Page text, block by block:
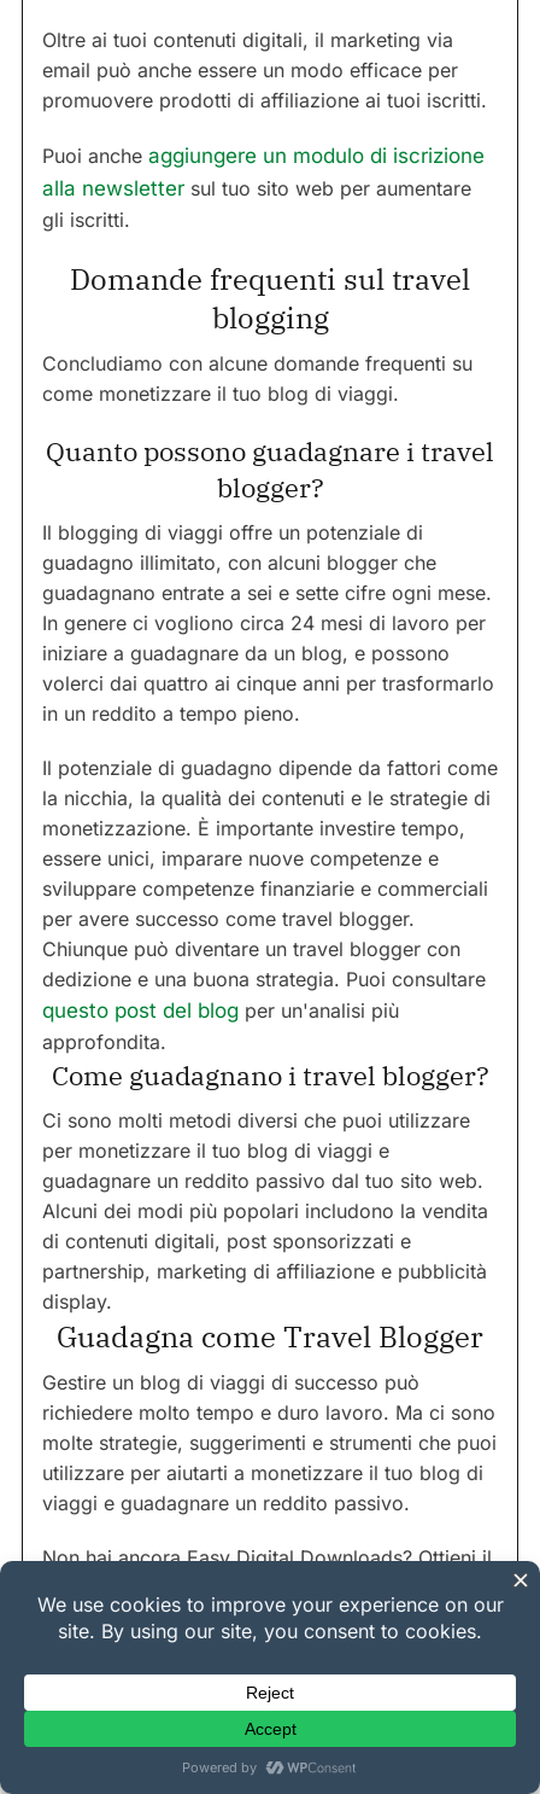
Oltre ai tuoi contenuti digitali, il marketing via
email può anche essere un modo efficace per
promuovere prodotti di affiliazione ai tuoi iscritti.
Puoi anche aggiungere un modulo di iscrizione
alla newsletter sul tuo sito web per aumentare
gli iscritti.
Domande frequenti sul travel
blogging
Concludiamo con alcune domande frequenti su
come monetizzare il tuo blog di viaggi.
Quanto possono guadagnare i travel
blogger?
Il blogging di viaggi offre un potenziale di
guadagno illimitato, con alcuni blogger che
guadagnano entrate a sei e sette cifre ogni mese.
In genere ci vogliono circa 24 mesi di lavoro per
iniziare a guadagnare da un blog, e possono
volerci dai quattro ai cinque anni per trasformarlo
in un reddito a tempo pieno.
Il potenziale di guadagno dipende da fattori come
la nicchia, la qualità dei contenuti e le strategie di
monetizzazione. È importante investire tempo,
essere unici, imparare nuove competenze e
sviluppare competenze finanziarie e commerciali
per avere successo come travel blogger.
Chiunque può diventare un travel blogger con
dedizione e una buona strategia. Puoi consultare
questo post del blog per un'analisi più
approfondita.
Come guadagnano i travel blogger?
Ci sono molti metodi diversi che puoi utilizzare
per monetizzare il tuo blog di viaggi e
guadagnare un reddito passivo dal tuo sito web.
Alcuni dei modi più popolari includono la vendita
di contenuti digitali, post sponsorizzati e
partnership, marketing di affiliazione e pubblicità
display.
Guadagna come Travel Blogger
Gestire un blog di viaggi di successo può
richiedere molto tempo e duro lavoro. Ma ci sono
molte strategie, suggerimenti e strumenti che puoi
utilizzare per aiutarti a monetizzare il tuo blog di
viaggi e guadagnare un reddito passivo.
Non hai ancora Easy Digital Downloads? Ottieni il
iscriverti alla nostra
newslettere di seguirci suFacebook,Twitter/X,